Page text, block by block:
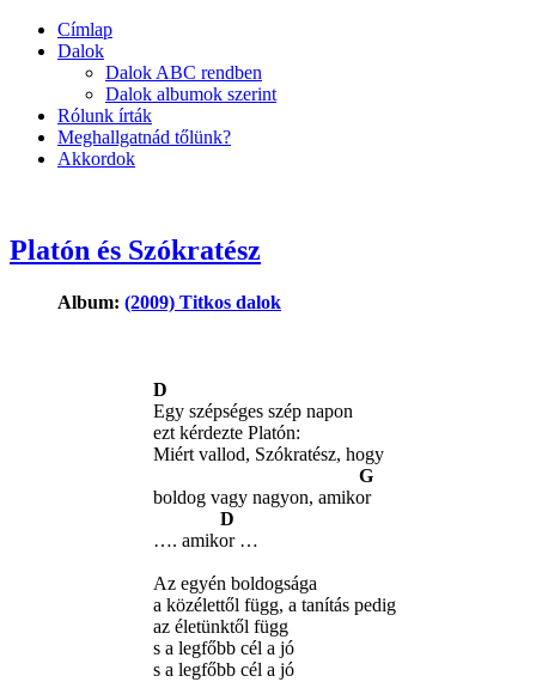
Címlap
Dalok
Dalok ABC rendben
Dalok albumok szerint
Rólunk írták
Meghallgatnád tőlünk?
Akkordok
Platón és Szókratész
Album: (2009) Titkos dalok
D
Egy szépséges szép napon
ezt kérdezte Platón:
Miért vallod, Szókratész, hogy
G
boldog vagy nagyon, amikor
D
…. amikor …
Az egyén boldogsága
a közélettől függ, a tanítás pedig
az életünktől függ
s a legfőbb cél a jó
s a legfőbb cél a jó